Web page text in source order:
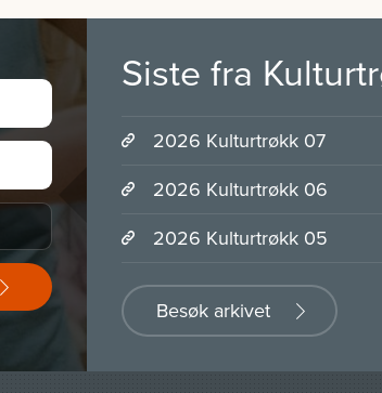
Siste fra
2026 Kulturtrøkk 07
2026 Kulturtrøkk 06
2026 Kulturtrøkk 05
Besøk arkivet